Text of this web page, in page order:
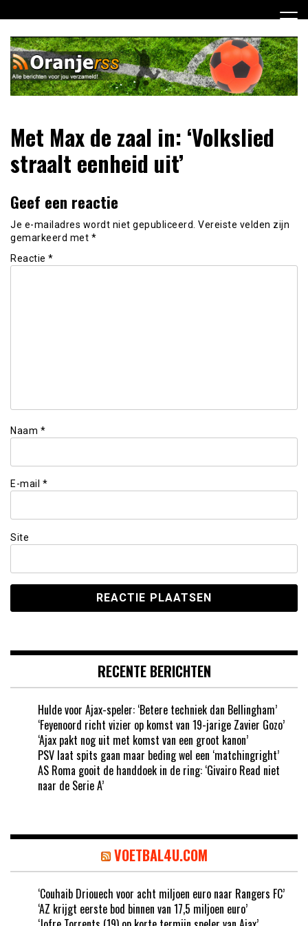
naar
inhoud
Oranje RSS
niets meer van het Nederlands Elftal op weg naar het EK
2012!
Met Max de zaal in: ‘Volkslied
straalt eenheid uit’
Geef een reactie
Je e-mailadres wordt niet gepubliceerd. Vereiste velden zijn
gemarkeerd met *
Reactie *
Naam *
E-mail *
Site
RECENTE BERICHTEN
Hulde voor Ajax-speler: ‘Betere techniek dan Bellingham’
‘Feyenoord richt vizier op komst van 19-jarige Zavier Gozo’
‘Ajax pakt nog uit met komst van een groot kanon’
PSV laat spits gaan maar beding wel een ‘matchingright’
AS Roma gooit de handdoek in de ring: ‘Givairo Read niet
naar de Serie A’
VOETBAL4U.COM
‘Couhaib Driouech voor acht miljoen euro naar Rangers FC’
‘AZ krijgt eerste bod binnen van 17,5 miljoen euro’